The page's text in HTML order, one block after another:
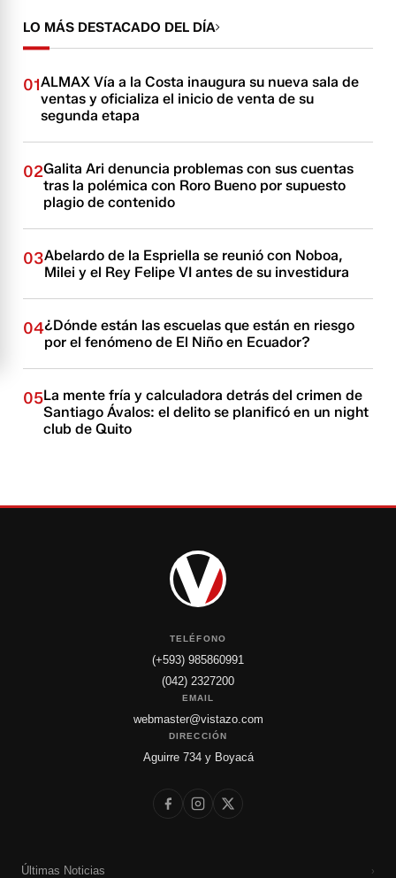
LO MÁS DESTACADO DEL DÍA
01ALMAX Vía a la Costa inaugura su nueva sala de
ventas y oficializa el inicio de venta de su
segunda etapa
02Galita Ari denuncia problemas con sus cuentas
tras la polémica con Roro Bueno por supuesto
plagio de contenido
03Abelardo de la Espriella se reunió con Noboa,
Milei y el Rey Felipe VI antes de su investidura
04¿Dónde están las escuelas que están en riesgo
por el fenómeno de El Niño en Ecuador?
05La mente fría y calculadora detrás del crimen de
Santiago Ávalos: el delito se planificó en un night
club de Quito
TELÉFONO
(+593) 985860991
(042) 2327200
EMAIL
webmaster@vistazo.com
DIRECCIÓN
Aguirre 734 y Boyacá
Últimas Noticias ›